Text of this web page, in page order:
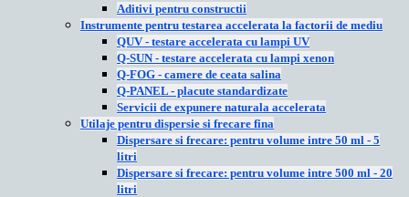
Aditivi pentru constructii
Instrumente pentru testarea accelerata la factorii de mediu
QUV - testare accelerata cu lampi UV
Q-SUN - testare accelerata cu lampi xenon
Q-FOG - camere de ceata salina
Q-PANEL - placute standardizate
Servicii de expunere naturala accelerata
Utilaje pentru dispersie si frecare fina
Dispersare si frecare: pentru volume intre 50 ml - 5
litri
Dispersare si frecare: pentru volume intre 500 ml - 20
litri